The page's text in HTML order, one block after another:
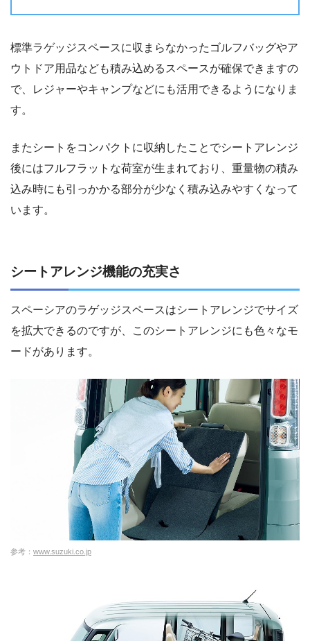
標準ラゲッジスペースに収まらなかったゴルフバッグやア
ウトドア用品なども積み込めるスペースが確保できますの
で、レジャーやキャンプなどにも活用できるようになりま
す。
またシートをコンパクトに収納したことでシートアレンジ
後にはフルフラットな荷室が生まれており、重量物の積み
込み時にも引っかかる部分が少なく積み込みやすくなって
います。
シートアレンジ機能の充実さ
スペーシアのラゲッジスペースはシートアレンジでサイズ
を拡大できるのですが、このシートアレンジにも色々なモ
ードがあります。
参考： www.suzuki.co.jp